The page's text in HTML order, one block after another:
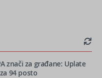
znači za građane: Uplate
94 posto